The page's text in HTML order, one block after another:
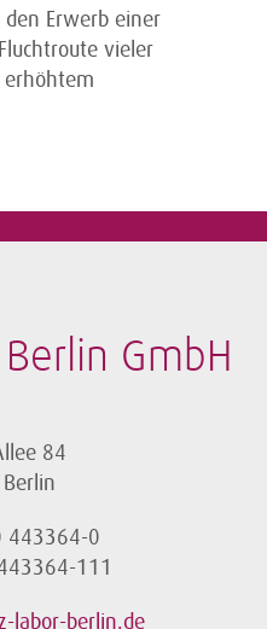
Erwerb einer
vieler
erhöhtem
GmbH
84
443364-0
111
labor-berlin.de